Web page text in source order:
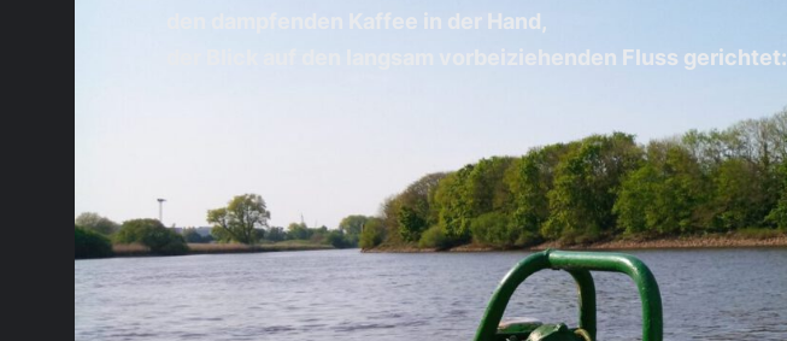
den dampfenden Kaffee in der Hand,
der Blick auf den langsam vorbeiziehenden Fluss gerichtet: